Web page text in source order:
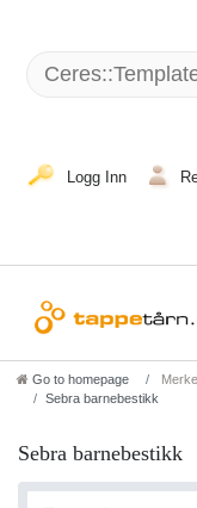
Logg Inn
Go to homepage
Sebra barnebestikk
Sebra barnebestikk